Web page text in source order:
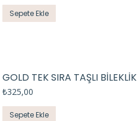
Sepete Ekle
GOLD TEK SIRA TAŞLI BİLEKLİK
₺325,00
Sepete Ekle